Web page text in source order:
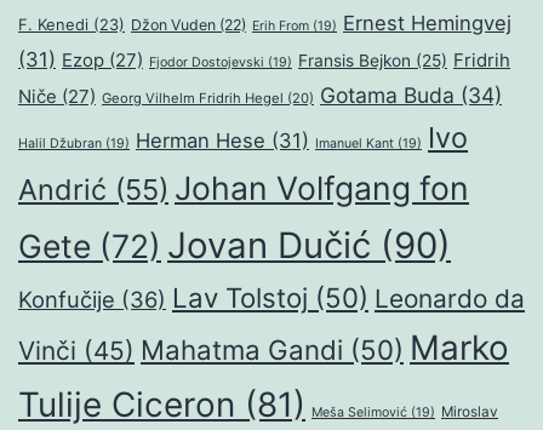
F. Kenedi (23) Džon Vuden (22) Erih From (19) Ernest Hemingvej
(31) Ezop (27) Fjodor Dostojevski (19) Fransis Bejkon (25) Fridrih
Niče (27) Georg Vilhelm Fridrih Hegel (20) Gotama Buda (34)
Halil Džubran (19) Herman Hese (31) Imanuel Kant (19)
Ivo
Andrić (55) Johan Volfgang fon
Gete (72) Jovan Dučić (90)
Konfučije (36) Lav Tolstoj (50) Leonardo da
Vinči (45) Mahatma Gandi (50) Marko
Tulije Ciceron (81) Meša Selimović (19) Miroslav